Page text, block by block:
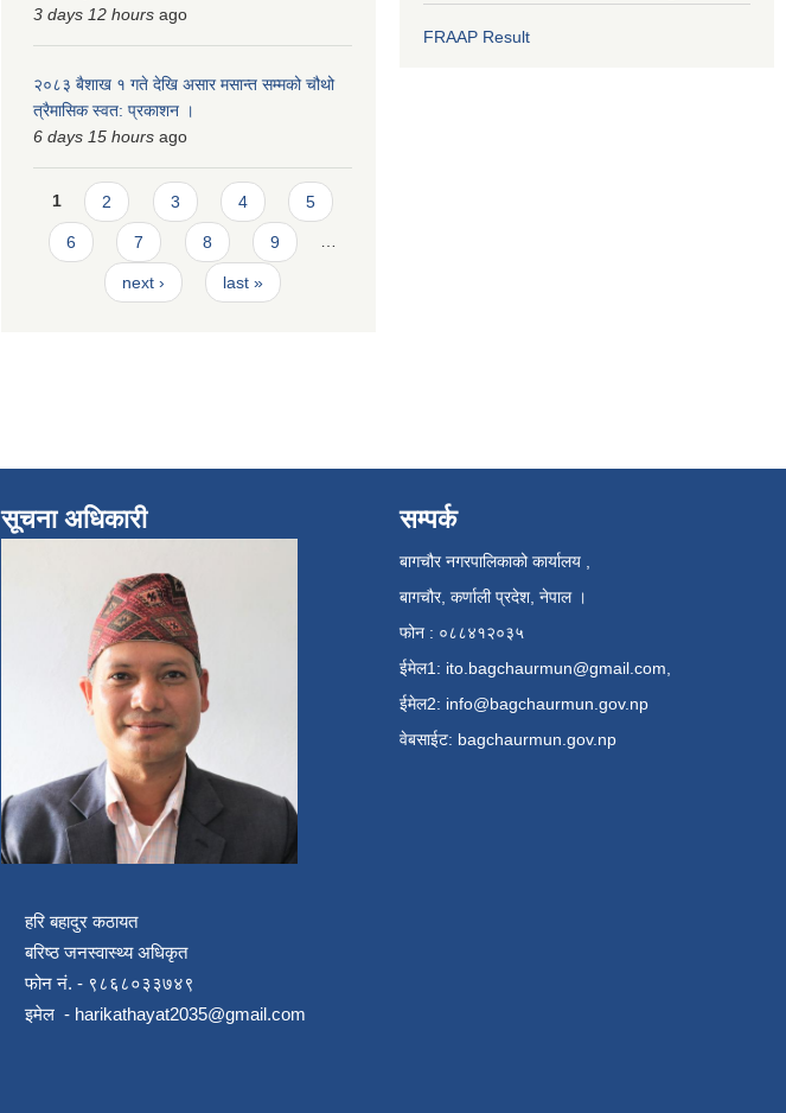
3 days 12 hours ago
२०८३ बैशाख १ गते देखि असार मसान्त सम्मको चौथो
त्रैमासिक स्वत: प्रकाशन ।
6 days 15 hours ago
Pages
1 2 3 4 5
6 7 8 9 …
next › last »
FRAAP Result
सूचना अधिकारी
हरि बहादुर कठायत
बरिष्ठ जनस्वास्थ्य अधिकृत
फोन नं. - ९८६८०३३७४९
इमेल - harikathayat2035@gmail.com
सम्पर्क
बागचौर नगरपालिकाको कार्यालय ,
बागचौर, कर्णाली प्रदेश, नेपाल ।
फोन : ०८८४१२०३५
ईमेल1: ito.bagchaurmun@gmail.com
ईमेल2: info@bagchaurmun.gov.np
वे‍बसाईट: bagchaurmun.gov.np